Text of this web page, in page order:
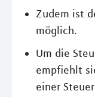
Zudem ist
möglich.
Um die
empfiehlt
einer